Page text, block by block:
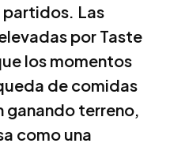
Las
por Taste
los momentos
de comidas
terreno,
como una